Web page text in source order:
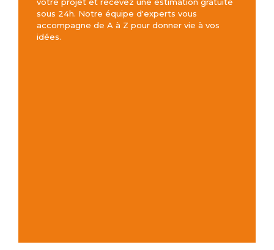
sous 24h. Notre équipe d'experts vous
accompagne de A à Z pour donner vie à vos
idées.